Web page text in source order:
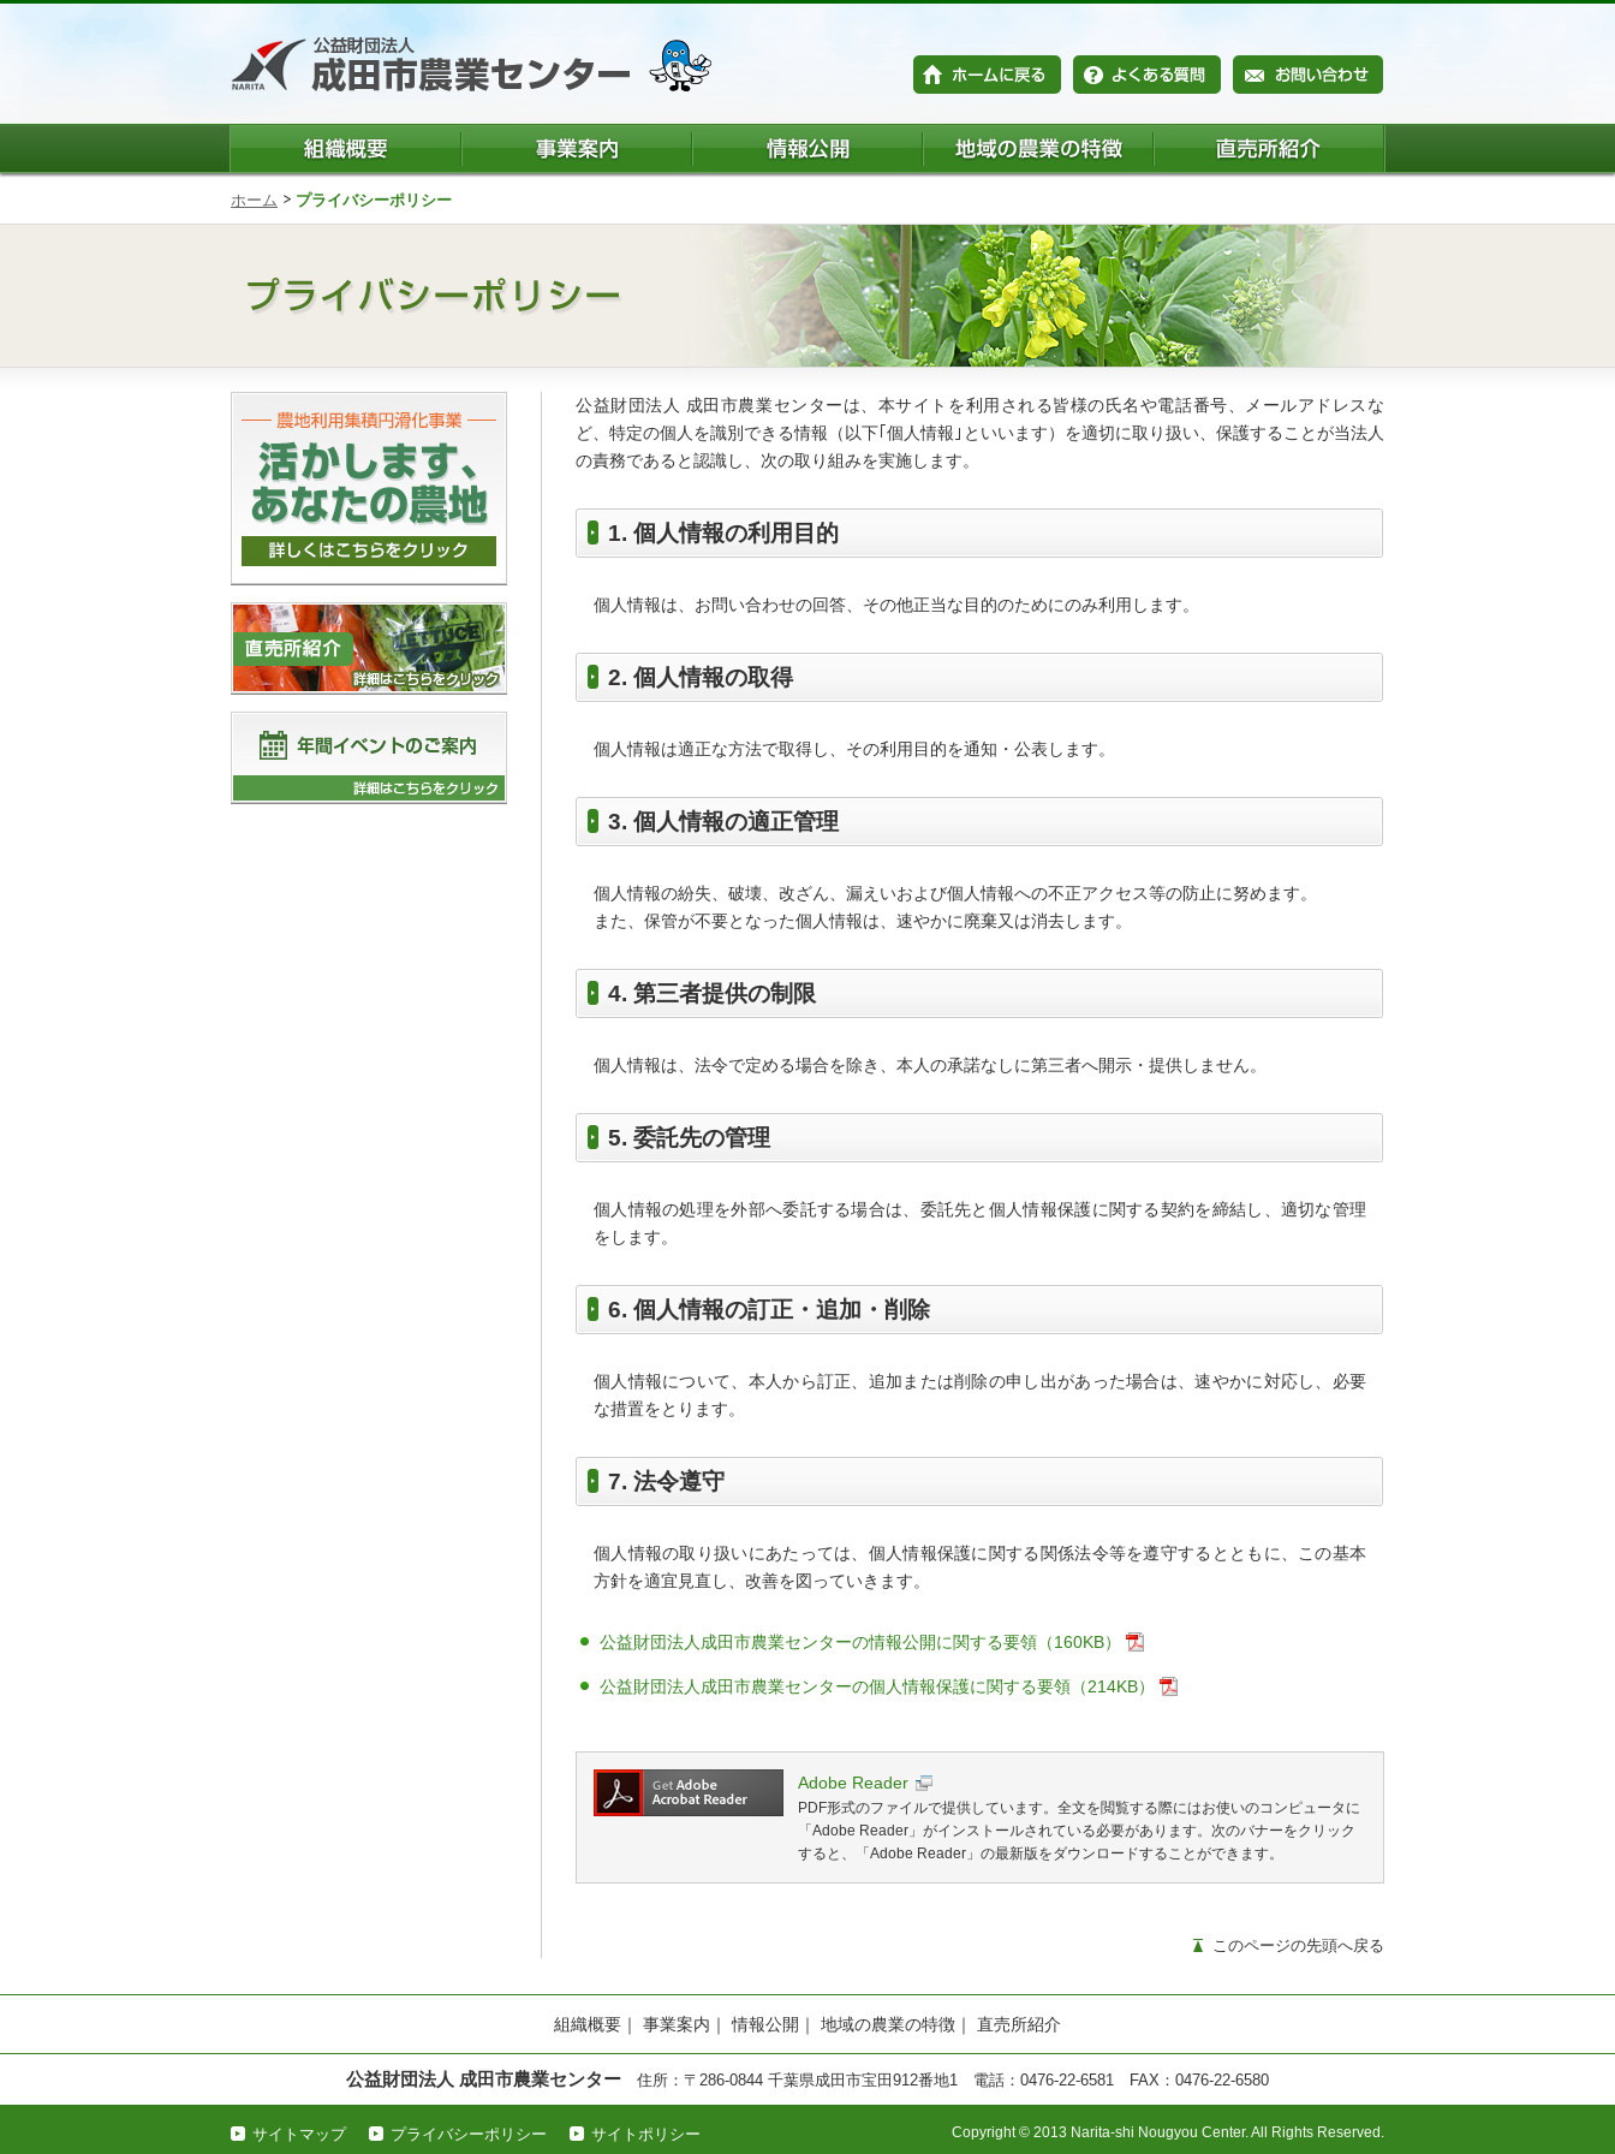
ホーム プライバシーポリシー
公益財団法人 成田市農業センターは、本サイトを利用される皆様の氏名や電話番号、メールアドレスな
ど、特定の個人を識別できる情報（以下｢個人情報｣といいます）を適切に取り扱い、保護することが当法人
の責務であると認識し、次の取り組みを実施します。
1. 個人情報の利用目的
個人情報は、お問い合わせの回答、その他正当な目的のためにのみ利用します。
2. 個人情報の取得
個人情報は適正な方法で取得し、その利用目的を通知・公表します。
3. 個人情報の適正管理
個人情報の紛失、破壊、改ざん、漏えいおよび個人情報への不正アクセス等の防止に努めます。
また、保管が不要となった個人情報は、速やかに廃棄又は消去します。
4. 第三者提供の制限
個人情報は、法令で定める場合を除き、本人の承諾なしに第三者へ開示・提供しません。
5. 委託先の管理
個人情報の処理を外部へ委託する場合は、委託先と個人情報保護に関する契約を締結し、適切な管理
をします。
6. 個人情報の訂正・追加・削除
個人情報について、本人から訂正、追加または削除の申し出があった場合は、速やかに対応し、必要
な措置をとります。
7. 法令遵守
個人情報の取り扱いにあたっては、個人情報保護に関する関係法令等を遵守するとともに、この基本
方針を適宜見直し、改善を図っていきます。
公益財団法人成田市農業センターの情報公開に関する要領（160KB）
公益財団法人成田市農業センターの個人情報保護に関する要領（214KB）
Adobe Reader
PDF形式のファイルで提供しています。全文を閲覧する際にはお使いのコンピュータに
「Adobe Reader」がインストールされている必要があります。次のバナーをクリック
すると、「Adobe Reader」の最新版をダウンロードすることができます。
このページの先頭へ戻る
組織概要 ｜ 事業案内 ｜ 情報公開 ｜ 地域の農業の特徴 ｜ 直売所紹介
公益財団法人 成田市農業センター 住所：〒286-0844 千葉県成田市宝田912番地1 電話：0476-22-6581 FAX：0476-22-6580
サイトマップ プライバシーポリシー サイトポリシー Copyright © 2013 Narita-shi Nougyou Center. All Rights Reserved.